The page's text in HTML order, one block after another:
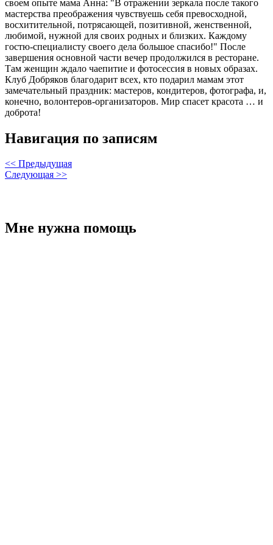
своем опыте мама Анна: "В отражении зеркала после такого
мастерства преображения чувствуешь себя превосходной,
восхитительной, потрясающей, позитивной, женственной,
любимой, нужной для своих родных и близких. Каждому
гостю-специалисту своего дела большое спасибо!" После
завершения основной части вечер продолжился в ресторане.
Там женщин ждало чаепитие и фотосессия в новых образах.
Клуб Добряков благодарит всех, кто подарил мамам этот
замечательный праздник: мастеров, кондитеров, фотографа, и,
конечно, волонтеров-организаторов. Мир спасет красота … и
доброта!
Навигация по записям
<< Предыдущая
Следующая >>
Мне нужна помощь